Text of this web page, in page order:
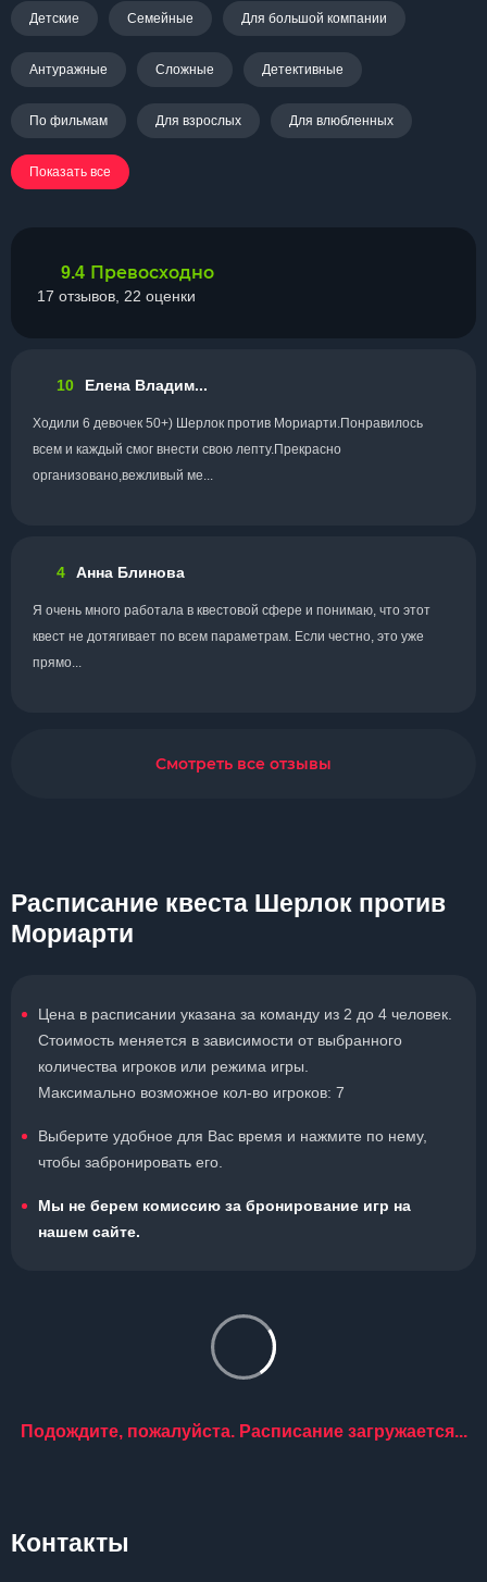
Детские Семейные Для большой компании
Антуражные Сложные Детективные
По фильмам Для взрослых Для влюбленных
Показать все
9.4 Превосходно
17 отзывов, 22 оценки
10 Елена Владим...
Ходили 6 девочек 50+) Шерлок против Мориарти.Понравилось
всем и каждый смог внести свою лепту.Прекрасно
организовано,вежливый ме...
4 Анна Блинова
Я очень много работала в квестовой сфере и понимаю, что этот
квест не дотягивает по всем параметрам. Если честно, это уже
прямо...
Смотреть все отзывы
Расписание квеста Шерлок против
Мориарти
Цена в расписании указана за команду из 2 до 4 человек.
Стоимость меняется в зависимости от выбранного
количества игроков или режима игры.
Максимально возможное кол-во игроков: 7
Выберите удобное для Вас время и нажмите по нему,
чтобы забронировать его.
Мы не берем комиссию за бронирование игр на
нашем сайте.
Подождите, пожалуйста. Расписание загружается...
Контакты